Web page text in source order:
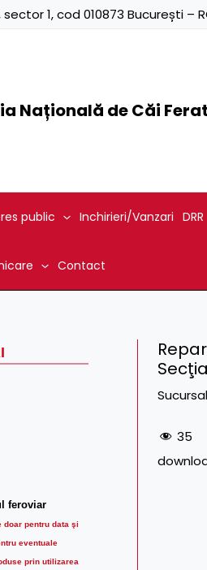
1, cod 010873 București –
Națională de Căi
public Inchirieri/Vanzari DRR
Contact
feroviar
pentru data şi
eventuale
prin utilizarea
35